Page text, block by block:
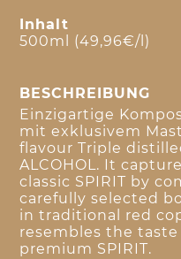
Inhalt
500ml (49,96€/l)
BESCHREIBUNG
Einzigartige
mit exklusivem
flavour Triple
ALCOHOL. It
classic SPIRIT by
carefully selected
in traditional red
resembles the taste
premium SPIRIT.